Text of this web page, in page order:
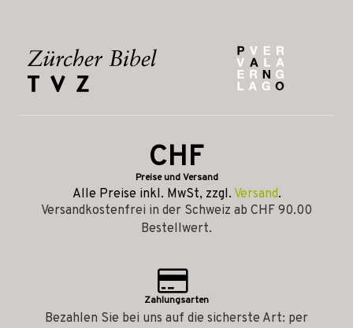
CHF
Preise und Versand
Alle Preise inkl. MwSt, zzgl. Versand.
Versandkostenfrei in der Schweiz ab CHF 90.00
Bestellwert.
Zahlungsarten
Bezahlen Sie bei uns auf die sicherste Art: per